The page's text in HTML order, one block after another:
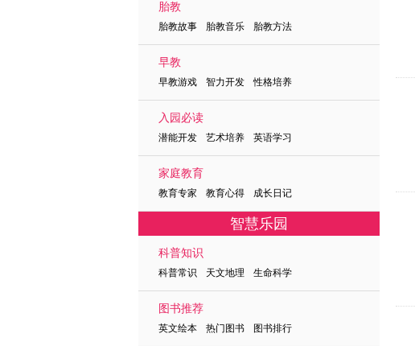
胎教
胎教故事 胎教音乐 胎教方法
早教
早教游戏 智力开发 性格培养
入园必读
潜能开发 艺术培养 英语学习
家庭教育
教育专家 教育心得 成长日记
智慧乐园
科普知识
科普常识 天文地理 生命科学
图书推荐
英文绘本 热门图书 图书排行